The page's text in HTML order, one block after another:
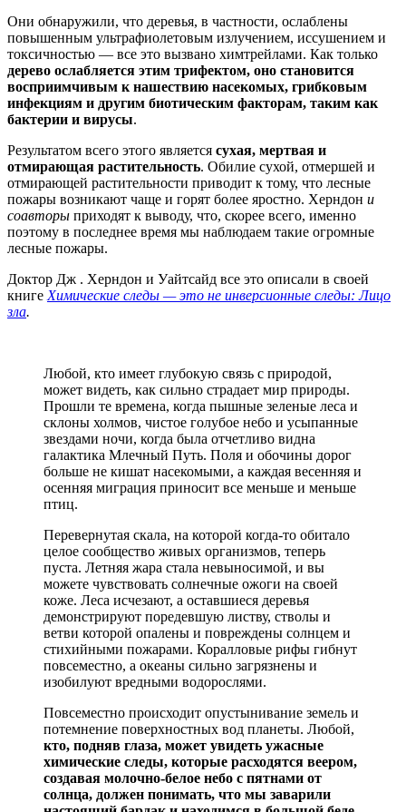
Они обнаружили, что деревья, в частности, ослаблены
повышенным ультрафиолетовым излучением, иссушением и
токсичностью — все это вызвано химтрейлами. Как только
дерево ослабляется этим трифектом, оно становится
восприимчивым к нашествию насекомых, грибковым
инфекциям и другим биотическим факторам, таким как
бактерии и вирусы.
Результатом всего этого является сухая, мертвая и
отмирающая растительность. Обилие сухой, отмершей и
отмирающей растительности приводит к тому, что лесные
пожары возникают чаще и горят более яростно. Херндон и
соавторы приходят к выводу, что, скорее всего, именно
поэтому в последнее время мы наблюдаем такие огромные
лесные пожары.
Доктор Дж . Херндон и Уайтсайд все это описали в своей
книге Химические следы — это не инверсионные следы: Лицо
зла.
Любой, кто имеет глубокую связь с природой,
может видеть, как сильно страдает мир природы.
Прошли те времена, когда пышные зеленые леса и
склоны холмов, чистое голубое небо и усыпанные
звездами ночи, когда была отчетливо видна
галактика Млечный Путь. Поля и обочины дорог
больше не кишат насекомыми, а каждая весенняя и
осенняя миграция приносит все меньше и меньше
птиц.
Перевернутая скала, на которой когда-то обитало
целое сообщество живых организмов, теперь
пуста. Летняя жара стала невыносимой, и вы
можете чувствовать солнечные ожоги на своей
коже. Леса исчезают, а оставшиеся деревья
демонстрируют поредевшую листву, стволы и
ветви которой опалены и повреждены солнцем и
стихийными пожарами. Коралловые рифы гибнут
повсеместно, а океаны сильно загрязнены и
изобилуют вредными водорослями.
Повсеместно происходит опустынивание земель и
потемнение поверхностных вод планеты. Любой,
кто, подняв глаза, может увидеть ужасные
химические следы, которые расходятся веером,
создавая молочно-белое небо с пятнами от
солнца, должен понимать, что мы заварили